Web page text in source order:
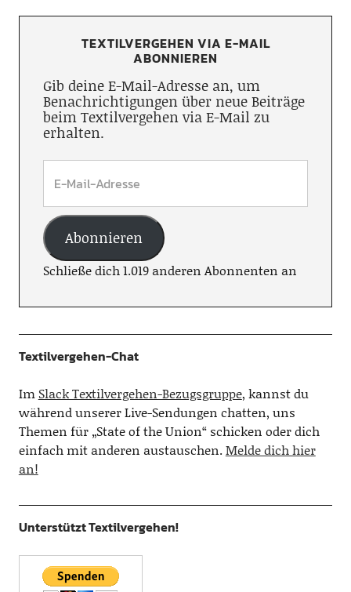
TEXTILVERGEHEN VIA E-MAIL
ABONNIEREN
Gib deine E-Mail-Adresse an, um
Benachrichtigungen über neue Beiträge
beim Textilvergehen via E-Mail zu
erhalten.
Abonnieren
Schließe dich 1.019 anderen Abonnenten an
Textilvergehen-Chat
Im Slack Textilvergehen-Bezugsgruppe, kannst du
während unserer Live-Sendungen chatten, uns
Themen für „State of the Union“ schicken oder dich
einfach mit anderen austauschen.Melde dich hier
an!
Unterstützt Textilvergehen!